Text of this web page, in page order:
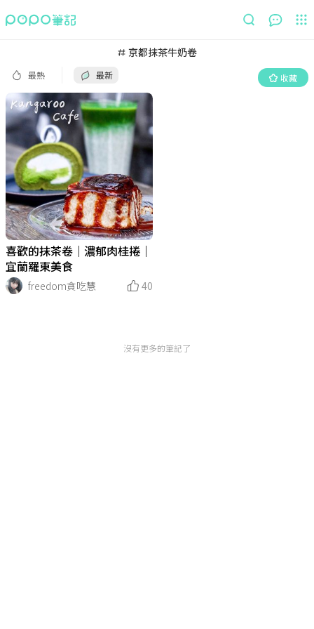
京都抹茶牛奶卷
最熱 最新 收藏
最新 收藏
喜歡的抹茶卷｜濃郁肉桂捲｜
宜蘭羅東美食
freedom貪吃慧
40
沒有更多的筆記了